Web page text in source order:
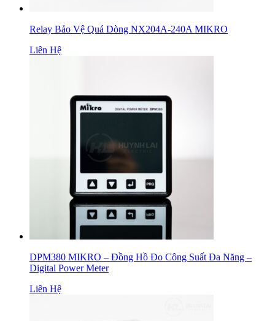
Relay Bảo Vệ Quá Dòng NX204A-240A MIKRO
Liên Hệ
DPM380 MIKRO – Đồng Hồ Đo Công Suất Đa Năng –
Digital Power Meter
Liên Hệ